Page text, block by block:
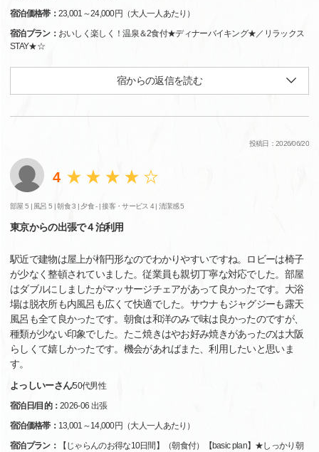
宿泊価格帯： 23,001～24,000円（大人一人あたり）
宿泊プラン： おいしく楽しく！温泉＆2食付★ディナーバイキング★／リラックス
STAY★☆
宿からの返信を読む
投稿日：2026/06/20
4
部屋 5 | 風呂 5 |朝食 3 | 夕食 - |接客・サービス 4 |清潔感 5
東京からの出張で４泊利用
駅近で建物は屋上が楕円形なのでわかりやすいですね。ロビーは椅子
が少なく整頓されていました。従業員も親切丁寧な対応でした。部屋
はダブルにしましたがマッサージチェアがあって良かったです。大浴
場は脱衣所も内風呂も広くて快適でした。サウナもジャグジーも露天
風呂も全て良かったです。朝食は和洋のみで味は良かったのですが、
種類が少ない印象でした。たこ焼きはやお好み焼きがあったのは大阪
らしくて嬉しかったです。機会があればまた、利用したいと思いま
す。
よっしいーさん/50代男性
宿泊日/目的：2026-06 出張
宿泊価格帯： 13,001～14,000円（大人一人あたり）
宿泊プラン：
【じゃらんのお得な10日間】（朝食付）【basic plan】★しっかり朝